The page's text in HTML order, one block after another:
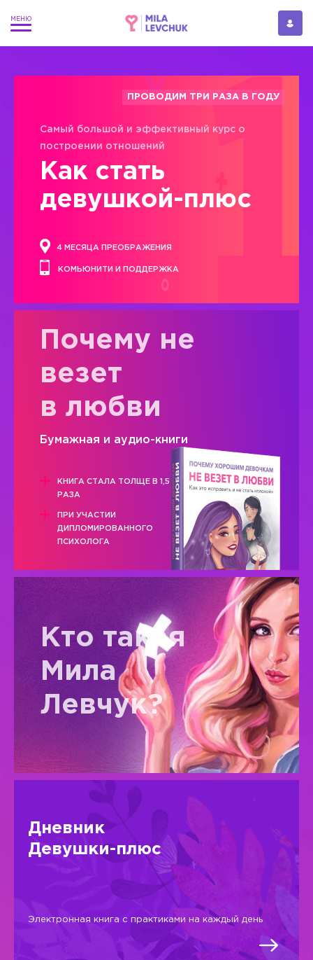
ПРОВОДИМ ТРИ РАЗА В ГОДУ
Самый большой и эффективный курс о
построении отношений
Как стать
девушкой-плюс
4 МЕСЯЦА ПРЕОБРАЖЕНИЯ
КОМЬЮНИТИ И ПОДДЕРЖКА
Почему не
везет
в любви
Бумажная и аудио-книги
КНИГА СТАЛА ТОЛЩЕ В 1,5
РАЗА
ПРИ УЧАСТИИ
ДИПЛОМИРОВАННОГО
ПСИХОЛОГА
Кто такая
Мила
Левчук?
Дневник
Девушки-плюс
Электронная книга с практиками на каждый день